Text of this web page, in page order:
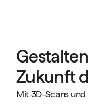
Zukunft
Mit 3D-Scans